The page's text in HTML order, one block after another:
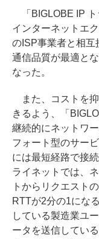
「BIGLOBE IP ト
インターネットエ
のISP事業者と相互
通信品質が最適と
なった。
また、コストを
きるよう、「
継続的にネットワ
フォート型のサー
には最短経路で接
ライネットでは、
トからリクエスト
RTTが2分の1にな
している製造業ユ
ータを送信してい